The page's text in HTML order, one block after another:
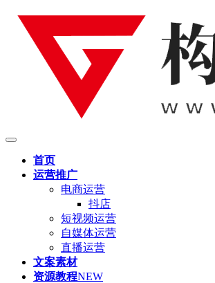
首页
运营推广
电商运营
抖店
短视频运营
自媒体运营
直播运营
文案素材
资源教程NEW